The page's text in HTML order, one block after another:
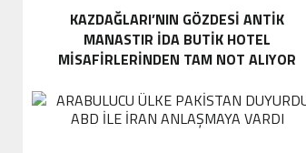
KAZDAĞLARI’NIN GÖZDESI ANTIK
MANASTIR İDA BUTIK HOTEL
MISAFIRLERINDEN TAM NOT ALIYOR